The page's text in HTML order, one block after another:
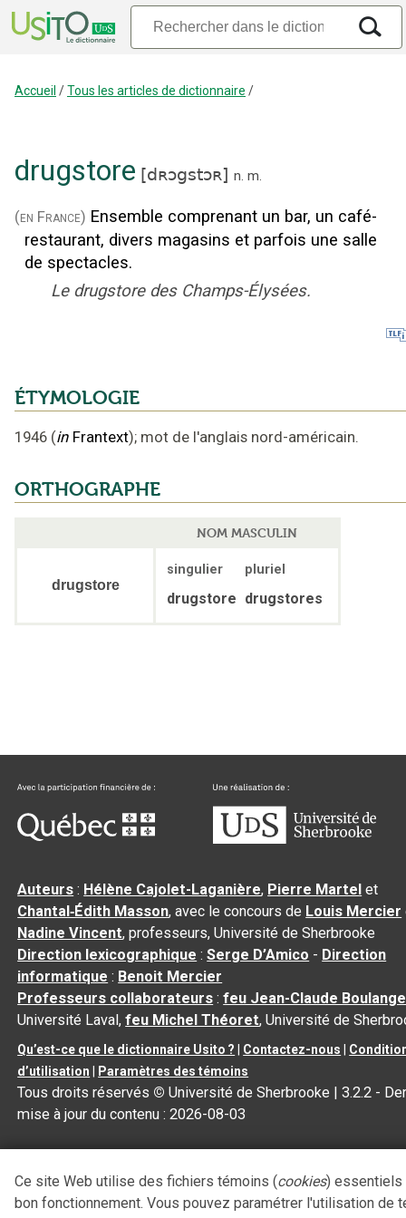
Accueil /Tous les articles de dictionnaire /
drugstore [dʀɔgstɔʀ] n. m.
(en France) Ensemble comprenant un bar, un café-
restaurant, divers magasins et parfois une salle
de spectacles.
Le drugstore des Champs-Élysées.
ÉTYMOLOGIE
1946 (in Frantext); mot de l'anglais nord-américain.
ORTHOGRAPHE
NOM MASCULIN
drugstore
singulier pluriel
drugstore drugstores
Auteurs : Hélène Cajolet-Laganière, Pierre Martel et
Chantal‑Édith Masson, avec le concours de Louis Mercier
Nadine Vincent, professeurs, Université de Sherbrooke
Direction lexicographique :Serge D’Amico - Direction
informatique : Benoit Mercier
Professeurs collaborateurs :feu Jean-Claude
Université Laval,feu Michel Théoret, Université de
Qu’est-ce que le dictionnaire Usito ? | Contactez-nous |
d’utilisation | Paramètres des témoins
Tous droits réservés © Université de Sherbrooke |3.2.2 -
mise à jour du contenu :2026-08-03
Ce site Web utilise des fichiers témoins (cookies) essentiels
bon fonctionnement. Vous pouvez paramétrer l'utilisation de